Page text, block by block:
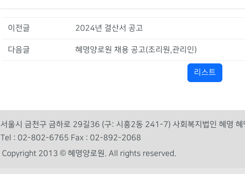
이전글 2024년 결산서 공고
다음글 혜명양로원 채용 공고(조리원,관리인)
리스트
서울시 금천구 금하로 29길36 (구: 시흥2동 241-7) 사회복지법인 혜명 혜
Tel : 02-802-6765 Fax : 02-892-2068
Copyright 2013 © 혜명양로원. All rights reserved.